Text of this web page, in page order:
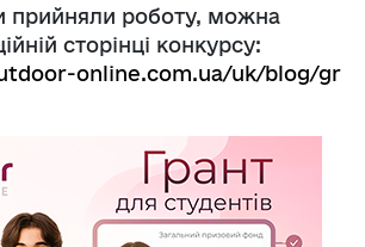
прийняли роботу, можна
сторінці конкурсу:
online.com.ua/uk/blog/gr